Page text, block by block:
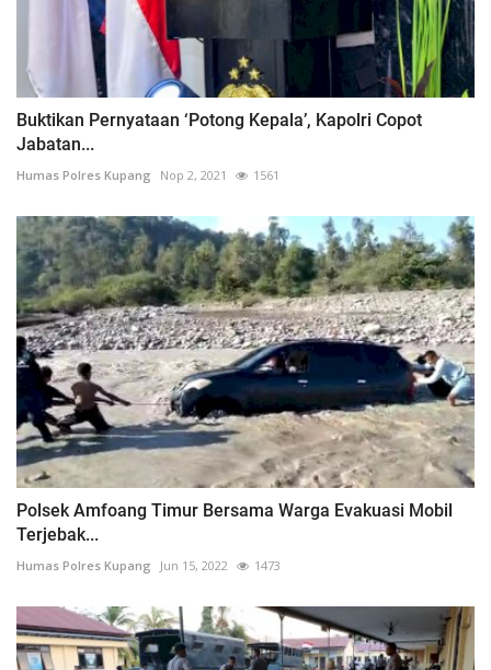
Buktikan Pernyataan ‘Potong Kepala’, Kapolri Copot
Jabatan...
Humas Polres Kupang Nop 2, 2021 1561
Polsek Amfoang Timur Bersama Warga Evakuasi Mobil
Terjebak...
Humas Polres Kupang Jun 15, 2022 1473